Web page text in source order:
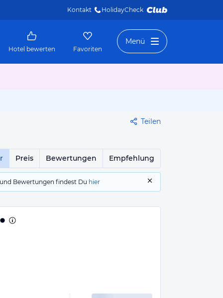
Kontakt HolidayCheck
Hotel bewerten Favoriten
Menü
Teilen
Preis Bewertungen Empfehlung
Bewertungen findest Du hier